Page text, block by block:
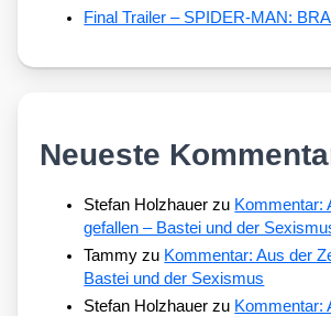
Final Trailer – SPIDER-MAN:
Neueste
Stefan Holzhauer zu Kommentar:
gefallen – Bastei und der
Tammy zu Kommentar: Aus der
Bastei und der Sexismus
Stefan Holzhauer zu Kommentar: